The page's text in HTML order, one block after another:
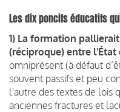
Les dix poncifs éducatifs
1) La formation
(réciproque) entre l'État
omniprésent (à défaut
souvent passifs et peu
l'autre des textes de lois
anciennes fractures et